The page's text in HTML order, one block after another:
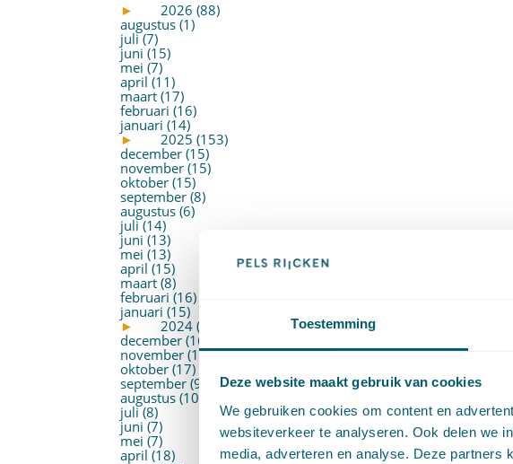
Toestemming
Deze website maakt gebruik van cookies
We gebruiken cookies om content en
websiteverkeer te analyseren. Ook delen we
media, adverteren en analyse. Deze partners
►
2026 (88)
augustus (1)
juli (7)
juni (15)
mei (7)
april (11)
maart (17)
februari (16)
januari (14)
►
2025 (153)
december (15)
november (15)
oktober (15)
september (8)
augustus (6)
juli (14)
juni (13)
mei (13)
april (15)
maart (8)
februari (16)
januari (15)
►
2024 (161)
december (16)
november (17)
oktober (17)
september (9)
augustus (10)
juli (8)
juni (7)
mei (7)
april (18)